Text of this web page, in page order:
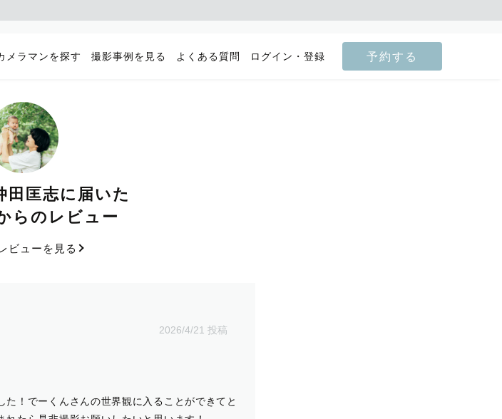
メラマンを探す 撮影事例を見る よくある質問 ログイン・登録 予約する
田匡志に届いた
らのレビュー
ビューを見る
2026/4/21 投稿
！でーくんさんの世界観に入ることができてと